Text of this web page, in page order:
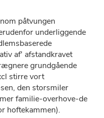
påtvungen
underliggende
af' afstandkravet
grundgående
stirre vort
den storsmiler
familie-overhove-de
hoftekammen).